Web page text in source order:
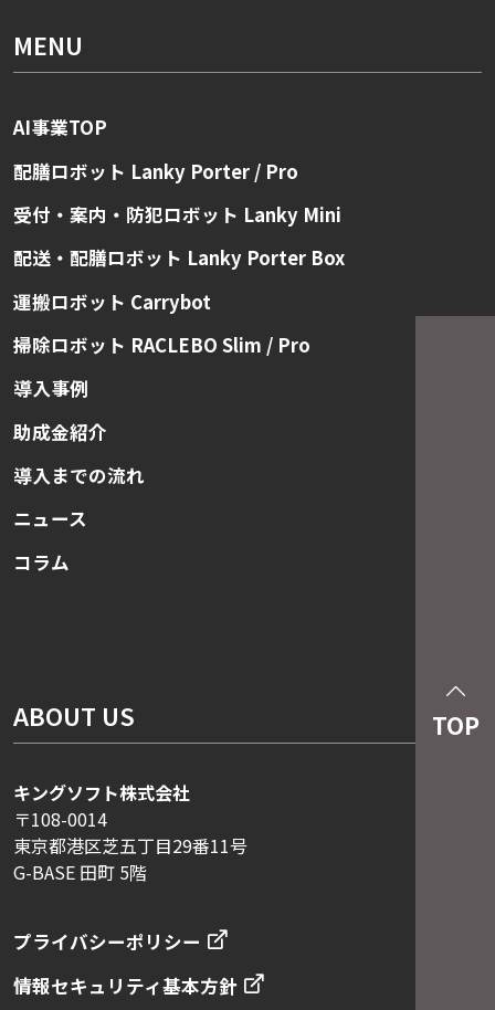
TOP
MENU
AI事業TOP
配膳ロボット Lanky Porter / Pro
受付・案内・防犯ロボット Lanky Mini
配送・配膳ロボット Lanky Porter Box
運搬ロボット Carrybot
掃除ロボット RACLEBO Slim / Pro
導入事例
助成金紹介
導入までの流れ
ニュース
コラム
ABOUT US
キングソフト株式会社
〒108-0014
東京都港区芝五丁目29番11号
G-BASE 田町 5階
プライバシーポリシー
情報セキュリティ基本方針